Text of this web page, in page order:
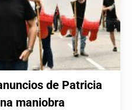
de Patricia
maniobra